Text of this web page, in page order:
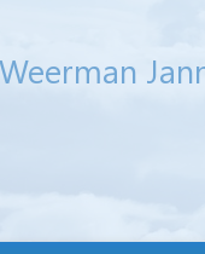
Weerman